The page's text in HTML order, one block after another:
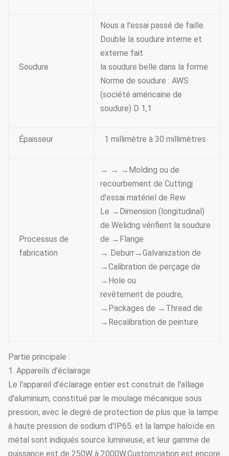
Soudure
Nous a l'essai passé de faille.
Double la soudure interne et
externe fait
la soudure belle dans la forme
Norme de soudure : AWS
(société américaine de
soudure) D 1,1
Épaisseur 1 millimètre à 30 millimètres
Processus de
fabrication
→ → →Molding ou de
recourbement de Cuttingj
d'essai matériel de Rew
Le →Dimension (longitudinal)
de Welidng vérifient la soudure
de →Flange
→ Deburr→Galvanization de
→Calibration de perçage de
→Hole ou
revêtement de poudre,
→Packages de →Thread de
→Recalibration de peinture
Partie principale :
1. Appareils d'éclairage
Le l'appareil d'éclairage entier est construit de l'alliage
d'aluminium, constitué par le moulage mécanique sous
pression, avec le degré de protection de plus que la lampe
à haute pression de sodium d'IP65. et la lampe haloïde en
métal sont indiqués source lumineuse, et leur gamme de
puissance est de 250W à 2000W.Customziation est encore